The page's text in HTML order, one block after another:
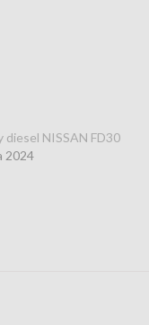
diesel NISSAN FD30
2024